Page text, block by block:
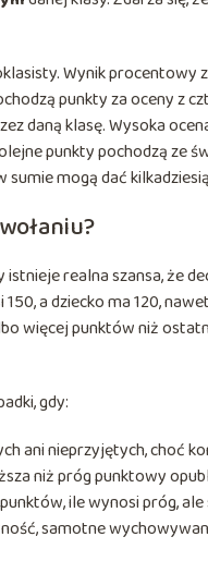
Wynik
punkty za oceny z
daną klasę. Wysoka
punkty pochodzą ze
mogą dać
realna szansa, że
a dziecko ma 120,
więcej punktów niż
gdy:
ani nieprzyjętych, choć
niż próg punktowy
ile wynosi próg, ale
samotne